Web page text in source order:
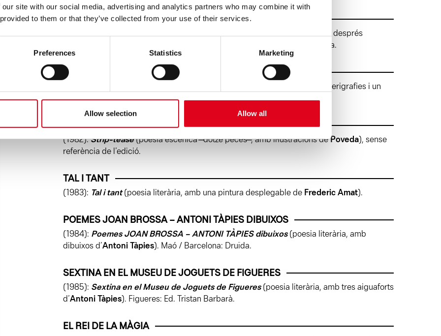
site with our social media, advertising and analytics partners who may combine it with
to them or that they’ve collected from your use of their services.
Preferences Statistics Marketing
Allow selection Allow all
LLIBRE DE LA PLUJA
(llibre singular fet de pàgines en blanc mullades i després
). Barcelona: Taller Vallirana.
EL CAMÍ DE L’OCA
(poesia visual i disseny del llibre, amb litografies, serigrafies i un
aiguafort deJosé Niebla). Girona: Ed. Galeria d’Art 3 i 5.
STRIP-TEASE
(1982):Strip-tease(poesia escènica ̶ dotze peces ̶ , amb il·lustracions dePoveda), sense
referència de l’edició.
TAL I TANT
(1983): Tal i tant(poesia literària, amb una pintura desplegable de Frederic Amat).
POEMES JOAN BROSSA – ANTONI TÀPIES DIBUIXOS
(1984): Poemes JOAN BROSSA – ANTONI TÀPIES dibuixos(poesia literària, amb
dibuixos d’ Antoni Tàpies). Maó / Barcelona: Druïda.
SEXTINA EN EL MUSEU DE JOGUETS DE FIGUERES
(1985): Sextina en el Museu de Joguets de Figueres(poesia literària, amb tres aiguaforts
d’ Antoni Tàpies). Figueres: Ed. Tristan Barbarà.
EL REI DE LA MÀGIA